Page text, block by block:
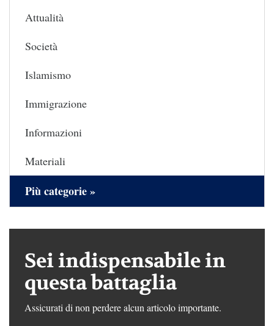
Attualità
Società
Islamismo
Immigrazione
Informazioni
Materiali
Più categorie »
Sei indispensabile in
questa battaglia
Assicurati di non perdere alcun articolo importante.